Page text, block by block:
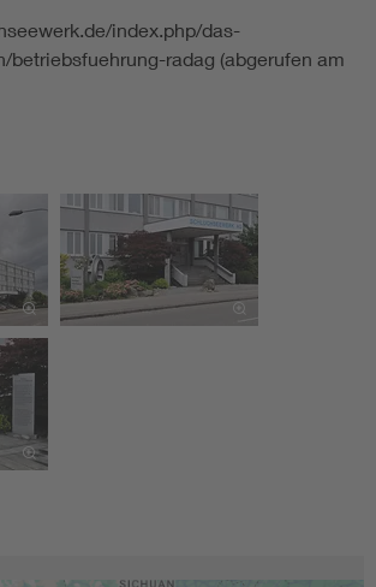
index.php/das-
betriebsfuehrung-radag (abgerufen am